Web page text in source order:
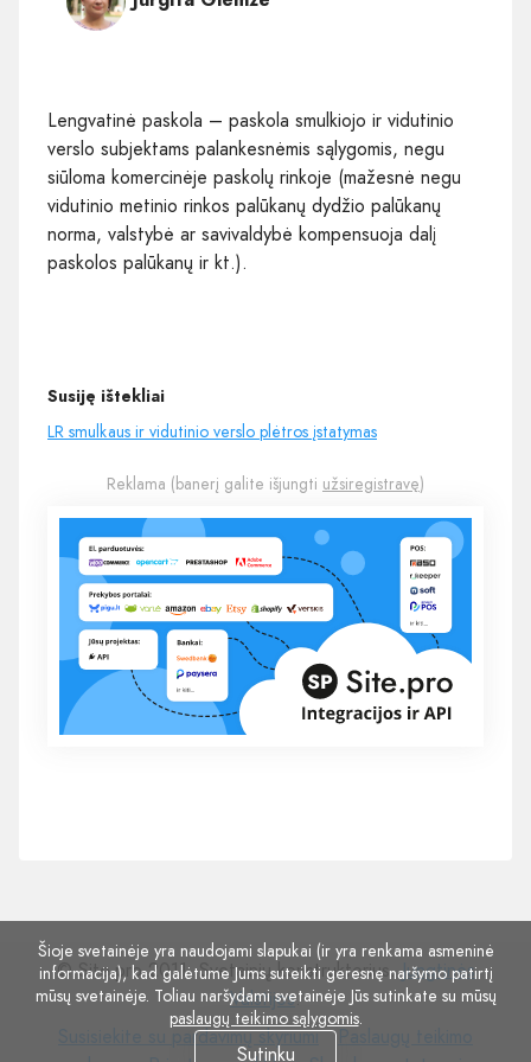
Lengvatinė paskola – paskola smulkiojo ir vidutinio
verslo subjektams palankesnėmis sąlygomis, negu
siūloma komercinėje paskolų rinkoje (mažesnė negu
vidutinio metinio rinkos palūkanų dydžio palūkanų
norma, valstybė ar savivaldybė kompensuoja dalį
paskolos palūkanų ir kt.).
Susiję ištekliai
LR smulkaus ir vidutinio verslo plėtros įstatymas
Reklama (banerį galite išjungti užsiregistravę)
© Site.pro 2011. Svetainių konstruktorius.Jungtinės
Valstijos.
Susisiekite su pardavimų skyriumi
Paslaugų
Paslaugų teikimo
Šioje svetainėje yra naudojami slapukai (ir yra renkama asmeninė
informacija), kad galėtume Jums suteikti geresnę naršymo patirtį
mūsų svetainėje. Toliau naršydami svetainėje Jūs sutinkate su mūsų
paslaugų teikimo sąlygomis.
Sutinku